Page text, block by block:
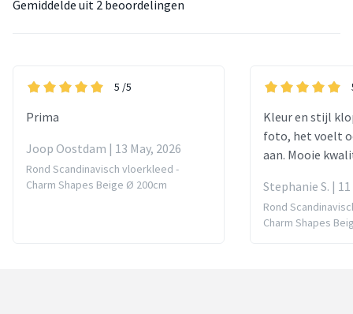
Gemiddelde uit 2 beoordelingen
5 /5
Prima
Joop Oostdam | 13 May, 2026
Rond Scandinavisch vloerkleed -
Charm Shapes Beige Ø 200cm
Kleur en stijl
foto, het voelt
aan. Mooie
Stephanie S. | 11
Rond
Charm Shapes